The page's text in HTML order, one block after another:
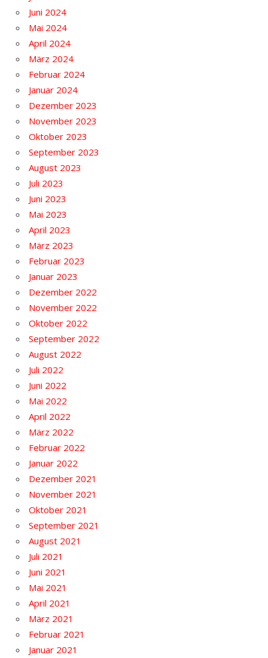
Juni 2024
Mai 2024
April 2024
März 2024
Februar 2024
Januar 2024
Dezember 2023
November 2023
Oktober 2023
September 2023
August 2023
Juli 2023
Juni 2023
Mai 2023
April 2023
März 2023
Februar 2023
Januar 2023
Dezember 2022
November 2022
Oktober 2022
September 2022
August 2022
Juli 2022
Juni 2022
Mai 2022
April 2022
März 2022
Februar 2022
Januar 2022
Dezember 2021
November 2021
Oktober 2021
September 2021
August 2021
Juli 2021
Juni 2021
Mai 2021
April 2021
März 2021
Februar 2021
Januar 2021